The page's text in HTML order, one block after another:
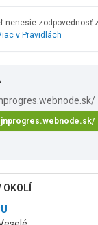
nenesie zodpovednosť
v Pravidlách
jnprogres.webnode.sk/